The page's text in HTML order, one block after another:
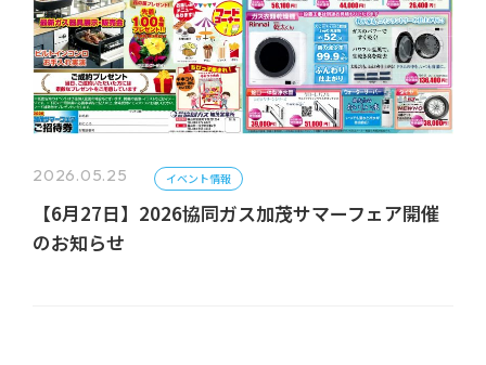
2026.05.25 イベント情報
【6月27日】2026協同ガス加茂サマーフェア開催
のお知らせ